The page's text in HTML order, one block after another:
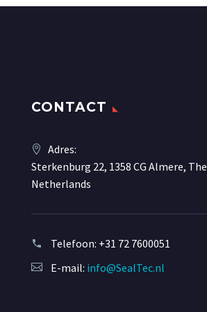
CONTACT
Adres:
Sterkenburg 22, 1358 CG Almere, The
Netherlands
Telefoon: +31 72 7600051
E-mail: info@SealTec.nl